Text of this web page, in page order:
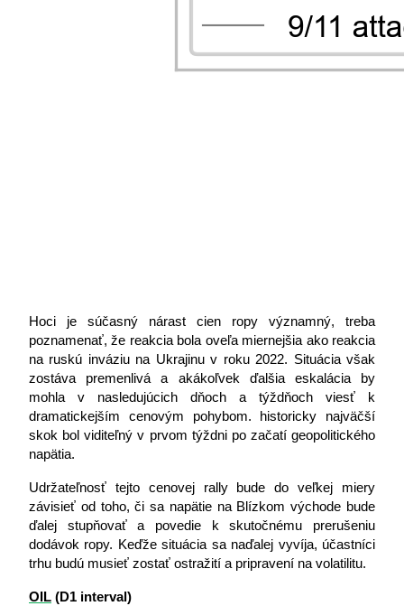
Hoci je súčasný nárast cien ropy významný, treba
poznamenať, že reakcia bola oveľa miernejšia ako reakcia
na ruskú inváziu na Ukrajinu v roku 2022. Situácia však
zostáva premenlivá a akákoľvek ďalšia eskalácia by
mohla v nasledujúcich dňoch a týždňoch viesť k
dramatickejším cenovým pohybom. historicky najväčší
skok bol viditeľný v prvom týždni po začatí geopolitického
napätia.
Udržateľnosť tejto cenovej rally bude do veľkej miery
závisieť od toho, či sa napätie na Blízkom východe bude
ďalej stupňovať a povedie k skutočnému prerušeniu
dodávok ropy. Keďže situácia sa naďalej vyvíja, účastníci
trhu budú musieť zostať ostražití a pripravení na volatilitu.
OIL (D1 interval)